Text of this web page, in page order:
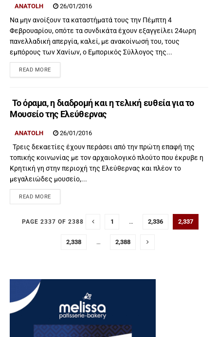
ANATOLH 26/01/2016
Να μην ανοίξουν τα καταστήματά τους την Πέμπτη 4
Φεβρουαρίου, οπότε τα συνδικάτα έχουν εξαγγείλει 24ωρη
πανελλαδική απεργία, καλεί, με ανακοίνωσή του, τους
εμπόρους των Χανίων, ο Εμπορικός Σύλλογος της...
READ MORE
Το όραμα, η διαδρομή και η τελική ευθεία για το
Μουσείο της Ελεύθερνας
ANATOLH 26/01/2016
Τρεις δεκαετίες έχουν περάσει από την πρώτη επαφή της
τοπικής κοινωνίας με τον αρχαιολογικό πλούτο που έκρυβε η
Κρητική γη στην περιοχή της Ελεύθερνας και πλέον το
μεγαλειώδες μουσείο,...
READ MORE
PAGE 2337 OF 2388 1 … 2,336 2,337
2,338 … 2,388